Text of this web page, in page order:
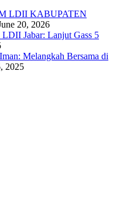
LDII KABUPATEN
20, 2026
Jabar: Lanjut Gass 5
Melangkah Bersama di
2025